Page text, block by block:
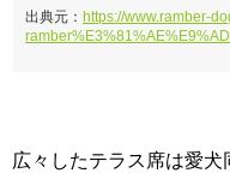
出典元： https://www.ramber-
広々したテラス席は愛